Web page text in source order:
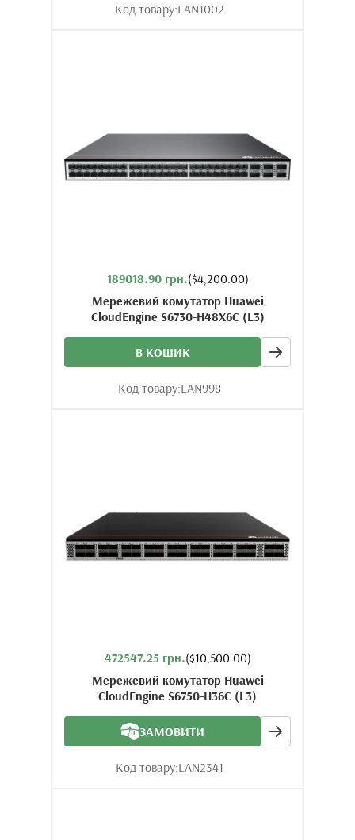
Код товару:LAN1002
189018.90 грн.($4,200.00)
Мережевий комутатор Huawei
CloudEngine S6730-H48X6C (L3)
В КОШИК
Код товару:LAN998
472547.25 грн.($10,500.00)
Мережевий комутатор Huawei
CloudEngine S6750-H36C (L3)
ЗАМОВИТИ
Код товару:LAN2341